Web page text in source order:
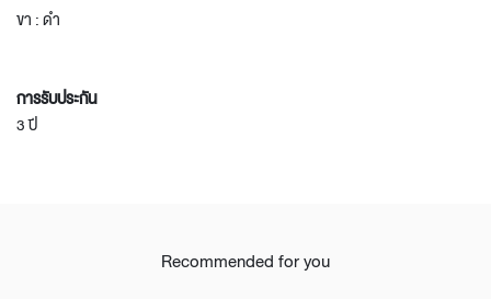
ขา : ดำ
การรับประกัน
3 ปี
Recommended for you